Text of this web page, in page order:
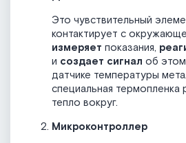
Это чувствительный
контактирует с
измеряет показания,
и создает сигнал об
датчике температуры
специальная термопленка
тепло вокруг.
Микроконтроллер